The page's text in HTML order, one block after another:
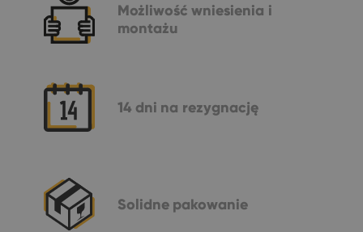
Możliwość wniesienia i
montażu
14 dni na rezygnację
Solidne pakowanie